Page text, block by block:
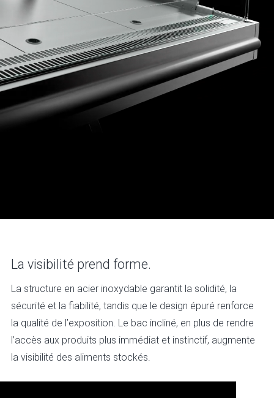
La visibilité prend forme.
La structure en acier inoxydable garantit la solidité, la
sécurité et la fiabilité, tandis que le design épuré renforce
la qualité de l’exposition. Le bac incliné, en plus de rendre
l’accès aux produits plus immédiat et instinctif, augmente
la visibilité des aliments stockés.